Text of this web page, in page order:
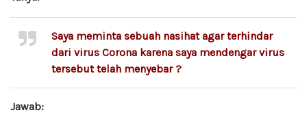
Saya meminta sebuah nasihat agar terhindar
dari virus Corona karena saya mendengar virus
tersebut telah menyebar ?
Jawab: